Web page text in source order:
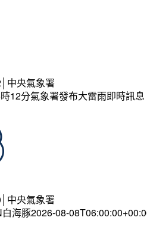
中央氣象署
12分氣象署發布大雷雨即時訊
中央氣象署
海豚2026-08-